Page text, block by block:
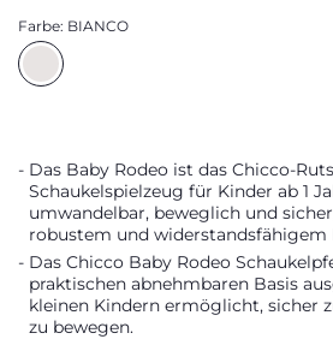
Farbe: BIANCO
Das Baby Rodeo ist das Chicco-
Schaukelspielzeug für Kinder ab 1
umwandelbar, beweglich und
robustem und widerstandsfähigem
Das Chicco Baby Rodeo
praktischen abnehmbaren Basis
kleinen Kindern ermöglicht, sicher
zu bewegen.